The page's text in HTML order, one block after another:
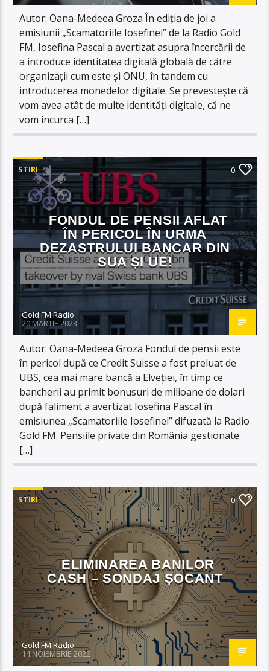
Autor: Oana-Medeea Groza În ediția de joi a
emisiunii „Scamatoriile Iosefinei” de la Radio Gold
FM, Iosefina Pascal a avertizat asupra încercării de
a introduce identitatea digitală globală de către
organizații cum este și ONU, în tandem cu
introducerea monedelor digitale. Se prevestește că
vom avea atât de multe identități digitale, că ne
vom încurca […]
STIRI 0
FONDUL DE PENSII AFLAT
ÎN PERICOL ÎN URMA
DEZASTRULUI BANCAR DIN
SUA ȘI UE!
Gold FM Radio
20 MARTIE 2023
Autor: Oana-Medeea Groza Fondul de pensii este
în pericol după ce Credit Suisse a fost preluat de
UBS, cea mai mare bancă a Elveției, în timp ce
bancherii au primit bonusuri de milioane de dolari
după faliment a avertizat Iosefina Pascal în
emisiunea „Scamatoriile Iosefinei” difuzată la Radio
Gold FM. Pensiile private din România gestionate
[…]
STIRI 0
ELIMINAREA BANILOR
CASH – SONDAJ ȘOCANT
Gold FM Radio
14 NOIEMBRIE 2022